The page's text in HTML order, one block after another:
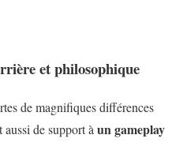
et philosophique
de magnifiques différences
de support à un gameplay